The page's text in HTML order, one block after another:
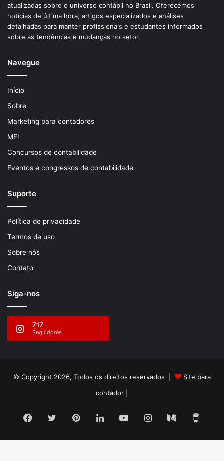
atualizadas sobre o universo contábil no Brasil. Oferecemos
notícias de última hora, artigos especializados e análises
detalhadas para manter profissionais e estudantes informados
sobre as tendências e mudanças no setor.
Navegue
Início
Sobre
Marketing para contadores
MEI
Concursos de contabilidade
Eventos e congressos de contabilidade
Suporte
Política de privacidade
Termos de uso
Sobre nós
Contato
Siga-nos
717
Seguidores
© Copyright 2026, Todos os direitos reservados |
Site para
contador